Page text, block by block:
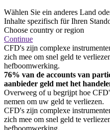
Wählen Sie ein anderes Land
Inhalte spezifisch für Ihren
Choose country or region
Continue
CFD's zijn complexe
zich mee om snel geld te
hefboomwerking.
76% van de accounts van
aanbieder geld met het
Overweeg of u begrijpt hoe
nemen om uw geld te verliezen.
CFD's zijn complexe
zich mee om snel geld te
hefboomwerking.